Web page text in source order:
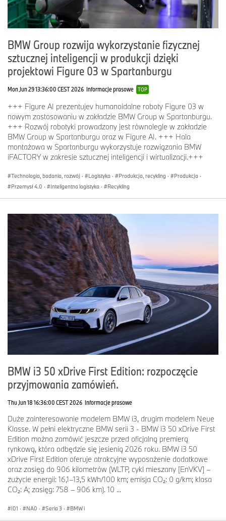
BMW Group rozwija wykorzystanie fizycznej
sztucznej inteligencji w produkcji dzięki
projektowi Figure 03 w Spartanburgu
Mon Jun 29 13:36:00 CEST 2026 Informacje prasowe TOP
+++ Figure AI prezentujev humanoidalne roboty Figure 03 w
nowym zastosowaniu w zakładzie BMW Group w Spartanburgu.
+++ Rozwój robotyki prowadzony jest równolegle w zakładzie
BMW Group w Spartanburgu oraz w Figure AI. +++ Hala
montażowa w Spartanburgu wykorzystuje rozwiązania BMW
iFACTORY w zakresie sztucznej inteligencji i wirtualizacji.+++
Technologia, badania, rozwój · Logistyka · Produkcja, recykling · Produkcja ·
Przemysł 4.0 · Inteligentna logistyka · Recykling
BMW i3 50 xDrive First Edition: rozpoczęcie
przyjmowania zamówień.
Thu Jun 18 16:36:00 CEST 2026 Informacje prasowe
Duże zainteresowanie modelem BMW i3, drugim modelem Neue
Klasse. W pełni elektryczne BMW serii 3 - BMW i3 50 xDrive First
Edition można zamówić jeszcze przed oficjalną premierą
rynkową, która odbędzie się jesienią 2026 roku. BMW i3 50
xDrive First Edition oferuje atrakcyjne wyposażenie dodatkowe
oraz zasięg do 906 kilometrów (WLTP, cykl mieszany [EnVKV] –
zużycie energii: 16,1–13,5 kWh/100 km; emisja CO₂: 0 g/km; klasa
CO₂: A; zasięg: 758 – 906 km). 10 ...
I01 · NA0 · Seria 3 · BMW i